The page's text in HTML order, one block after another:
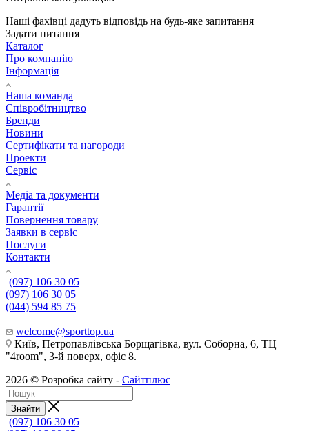
Наші фахівці дадуть відповідь на будь-яке запитання
Задати питання
Каталог
Про компанію
Інформація
Наша команда
Співробітництво
Бренди
Новини
Сертифікати та нагороди
Проекти
Сервіс
Медіа та документи
Гарантії
Повернення товару
Заявки в сервіс
Послуги
Контакти
(097) 106 30 05
(097) 106 30 05
(044) 594 85 75
welcome@sporttop.ua
Київ, Петропавлівська Борщагівка, вул. Соборна, 6, ТЦ
"4room", 3-й поверх, офіс 8.
2026 © Розробка сайту - Сайтплюс
Знайти
(097) 106 30 05